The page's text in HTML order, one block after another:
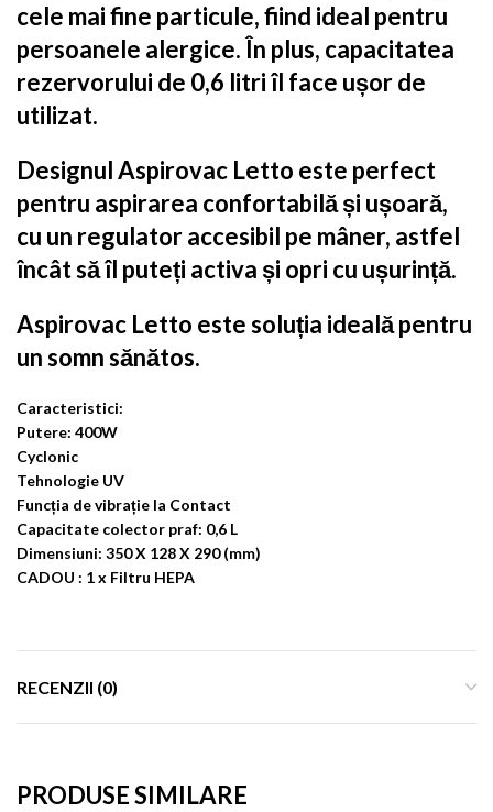
cele mai fine particule, fiind ideal pentru
persoanele alergice. În plus, capacitatea
rezervorului de 0,6 litri îl face ușor de
utilizat.
Designul Aspirovac Letto este perfect
pentru aspirarea confortabilă și ușoară,
cu un regulator accesibil pe mâner, astfel
încât să îl puteți activa și opri cu ușurință.
Aspirovac Letto este soluția ideală pentru
un somn sănătos.
Caracteristici:
Putere: 400W
Cyclonic
Tehnologie UV
Funcția de vibrație la Contact
Capacitate colector praf: 0,6 L
Dimensiuni: 350 X 128 X 290 (mm)
CADOU : 1 x Filtru HEPA
RECENZII (0)
PRODUSE SIMILARE